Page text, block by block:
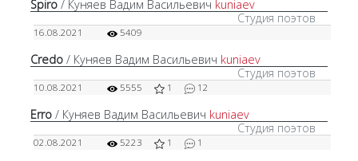
Spiro / Куняев Вадим Васильевич kuniaev
Студия поэтов
16.08.2021 5409
Credo / Куняев Вадим Васильевич kuniaev
Студия поэтов
10.08.2021 5555 1 12
Erro / Куняев Вадим Васильевич kuniaev
Студия поэтов
02.08.2021 5223 1 1